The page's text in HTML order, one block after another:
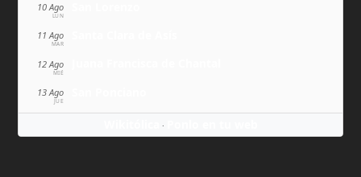
10 Ago
LUN
11 Ago
MAR
12 Ago
MIÉ
13 Ago
JUE
·